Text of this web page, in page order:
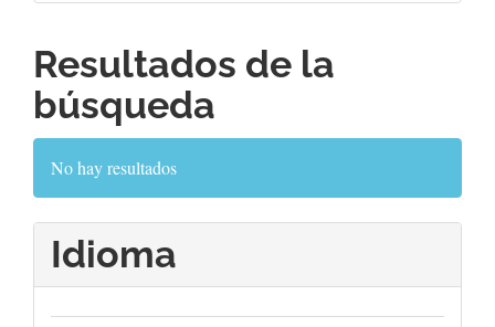
Resultados de la
búsqueda
No hay resultados
Idioma